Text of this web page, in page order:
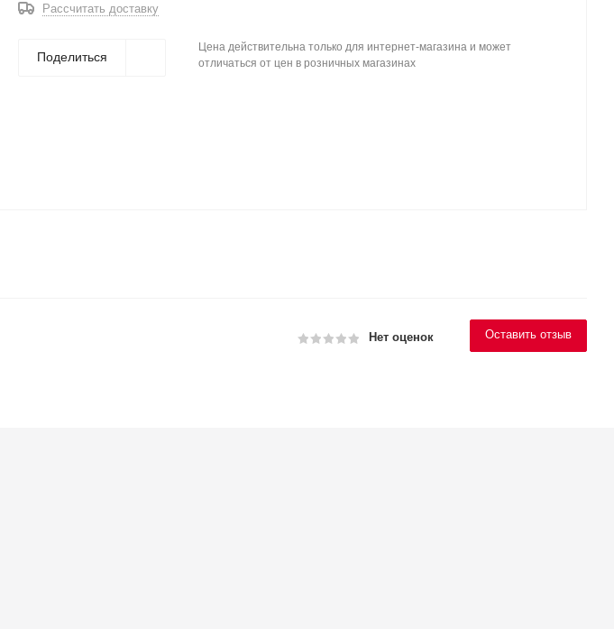
Рассчитать доставку
Поделиться
Цена действительна только для интернет-магазина и может
отличаться от цен в розничных магазинах
Нет оценок Оставить отзыв